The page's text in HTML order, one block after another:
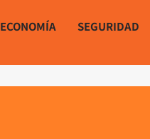
ECONOMÍA SEGURIDAD